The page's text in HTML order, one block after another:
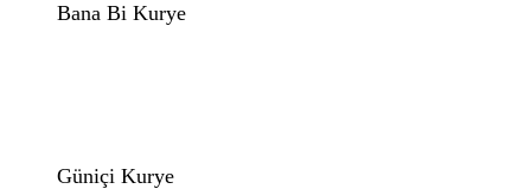
Bana Bi Kurye
Güniçi Kurye